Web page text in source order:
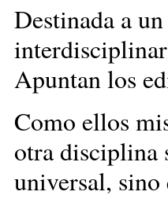
Destinada a
Apuntan
Como ellos
otra disciplina
universal,